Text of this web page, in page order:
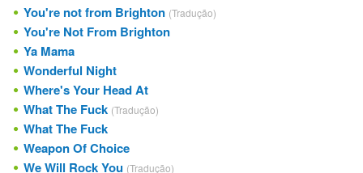
You're not from Brighton (Tradução)
You're Not From Brighton
Ya Mama
Wonderful Night
Where's Your Head At
What The Fuck (Tradução)
What The Fuck
Weapon Of Choice
We Will Rock You (Tradução)